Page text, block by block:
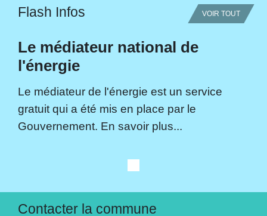
Flash Infos VOIR TOUT
Le médiateur national de
l'énergie
Le médiateur de l'énergie est un service
gratuit qui a été mis en place par le
Gouvernement. En savoir plus...
Contacter la commune